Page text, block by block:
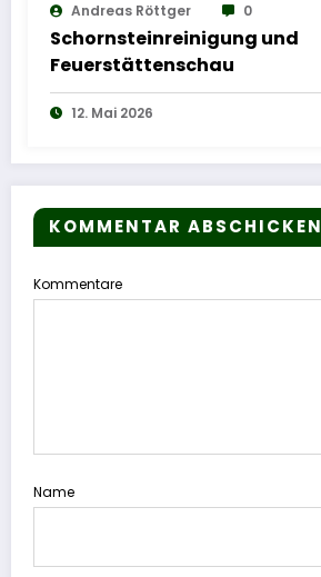
Andreas Röttger 0
Schornsteinreinigung und
Feuerstättenschau
12. Mai 2026
KOMMENTAR ABSCHICKEN
Kommentare
Name